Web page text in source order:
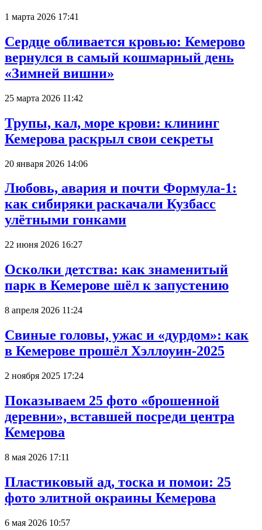
1 марта 2026 17:41
Сердце обливается кровью: Кемерово
вернулся в самый кошмарный день
«Зимней вишни»
25 марта 2026 11:42
Трупы, кал, море крови: клининг
Кемерова раскрыл свои секреты
20 января 2026 14:06
Любовь, авария и почти Формула-1:
как сибиряки раскачали Кузбасс
улётными гонками
22 июня 2026 16:27
Осколки детства: как знаменитый
парк в Кемерове шёл к запустению
8 апреля 2026 11:24
Свиные головы, ужас и «дурдом»: как
в Кемерове прошёл Хэллоуин-2025
2 ноября 2025 17:24
Показываем 25 фото «брошенной
деревни», вставшей посреди центра
Кемерова
8 мая 2026 17:11
Пластиковый ад, тоска и помои: 25
фото элитной окраины Кемерова
6 мая 2026 10:57